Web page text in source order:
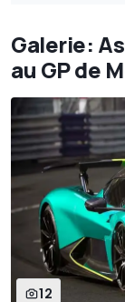
Galerie:
au GP de
12